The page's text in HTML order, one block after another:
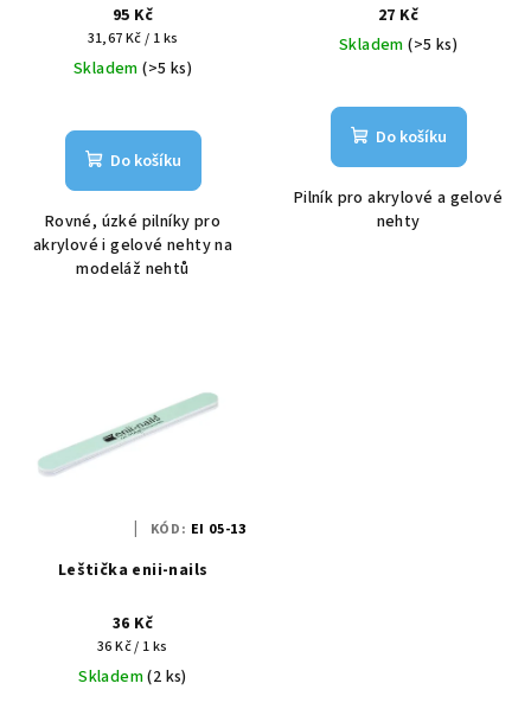
95 Kč
Měrná
cena:
31,67 Kč / 1 ks
Skladem(>5 ks)
Do košíku
Rovné, úzké pilníky pro
akrylové i gelové nehty na
modeláž nehtů
27 Kč
Skladem(>5 ks)
Do košíku
Pilník pro akrylové a gelové
nehty
Leštička enii-nails
36 Kč
Měrná
cena:
36 Kč / 1 ks
Skladem(2 ks)
KÓD: EI 05-13